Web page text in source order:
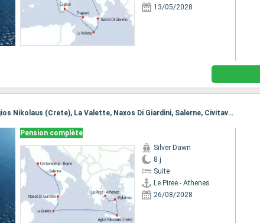
13/05/2028
Itinéraire : Le Piree - Athenes, Mykonos, Agios Nikolaus (Crete), La Valette, Naxos Di Giardini, Salerne, Civitavecchia - Rome
Pension complète
Silver Dawn
8 j
Suite
Le Piree - Athenes
26/08/2028